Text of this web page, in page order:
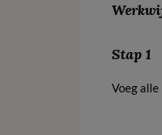
Stap 1
Voeg